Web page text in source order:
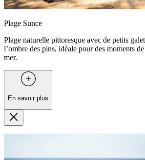
Plage Sunce
Plage naturelle pittoresque avec de petits
l’ombre des pins, idéale pour des moments
mer.
En savoir plus